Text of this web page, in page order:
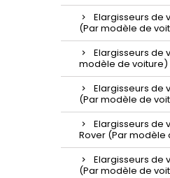
Elargisseurs de
(Par modèle de
Elargisseurs de
modèle de voiture)
Elargisseurs de
(Par modèle de
Elargisseurs de
Rover (Par modèle
Elargisseurs de
(Par modèle de